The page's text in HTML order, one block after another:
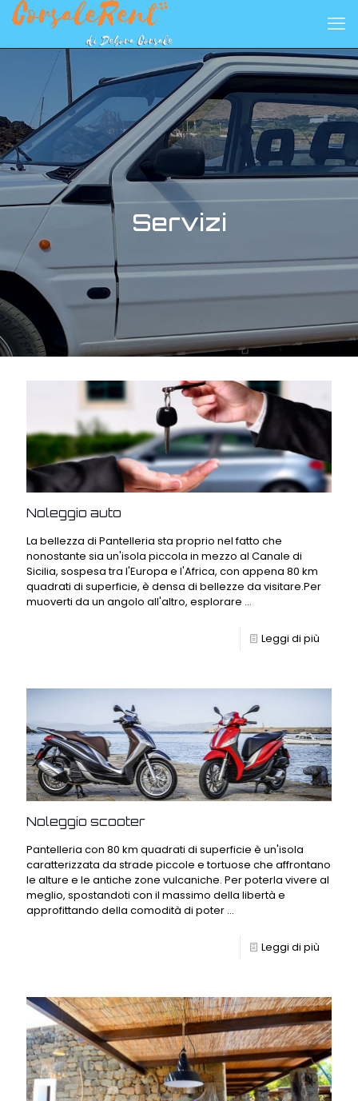
Servizi
Noleggio auto
La bellezza di Pantelleria sta proprio nel fatto che
nonostante sia un'isola piccola in mezzo al Canale di
Sicilia, sospesa tra l'Europa e l'Africa, con appena 80 km
quadrati di superficie, è densa di bellezze da visitare.Per
muoverti da un angolo all'altro, esplorare ...
Leggi di più
Noleggio scooter
Pantelleria con 80 km quadrati di superficie è un'isola
caratterizzata da strade piccole e tortuose che affrontano
le alture e le antiche zone vulcaniche. Per poterla vivere al
meglio, spostandoti con il massimo della libertà e
approfittando della comodità di poter ...
Leggi di più